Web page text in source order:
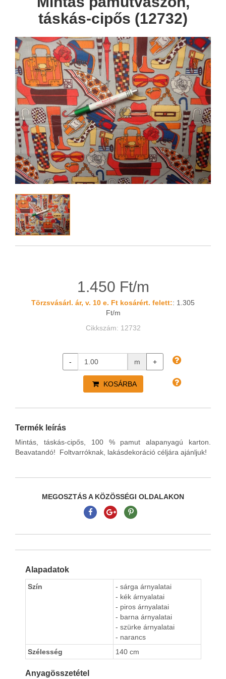
táskás-cipős (12732)
1.450 Ft/m
Törzsvásárl. ár, v. 10 e. Ft kosárért. felett:: 1.305
Ft/m
Cikkszám: 12732
- m +
KOSÁRBA
Termék leírás
Mintás, táskás-cipős, 100 % pamut alapanyagú karton.
Beavatandó! Foltvarróknak, lakásdekoráció céljára ajánljuk!
MEGOSZTÁS A KÖZÖSSÉGI OLDALAKON
Alapadatok
Szín
- sárga árnyalatai
- kék árnyalatai
- piros árnyalatai
- barna árnyalatai
- szürke árnyalatai
- narancs
Szélesség
140 cm
Anyagösszetétel